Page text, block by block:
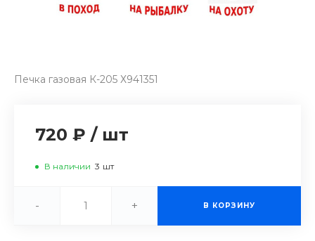
Печка газовая К-205 Х941351
720 ₽ / шт
В наличии 3 шт
- + В КОРЗИНУ